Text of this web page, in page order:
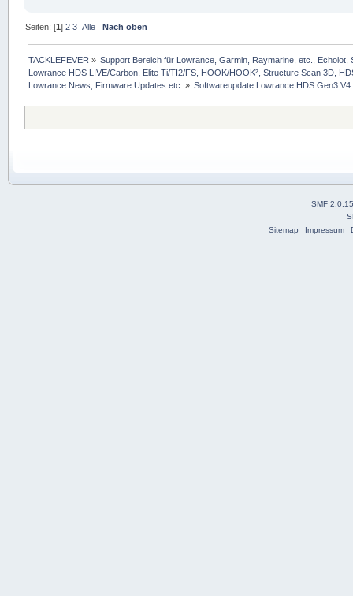
Seiten: [1]2 3 Alle Nach oben
TACKLEFEVER » Support Bereich für Lowrance, Garmin, Raymarine, etc.,
Lowrance HDS LIVE/Carbon, Elite Ti/TI2/FS, HOOK/HOOK², Structure Scan 3D,
Lowrance News, Firmware Updates etc. » Softwareupdate Lowrance HDS Gen3
SMF 2.0.15
Sitemap
Impressum